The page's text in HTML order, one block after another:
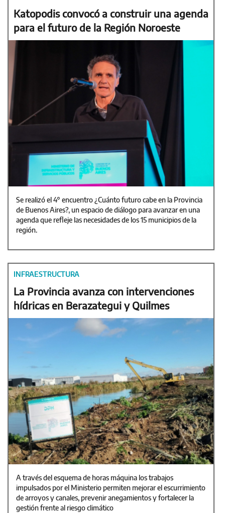
Katopodis convocó a construir una agenda
para el futuro de la Región Noroeste
Se realizó el 4° encuentro ¿Cuánto futuro cabe en la Provincia
de Buenos Aires?, un espacio de diálogo para avanzar en una
agenda que refleje las necesidades de los 15 municipios de la
región.
INFRAESTRUCTURA
La Provincia avanza con intervenciones
hídricas en Berazategui y Quilmes
A través del esquema de horas máquina los trabajos
impulsados por el Ministerio permiten mejorar el escurrimiento
de arroyos y canales, prevenir anegamientos y fortalecer la
gestión frente al riesgo climático